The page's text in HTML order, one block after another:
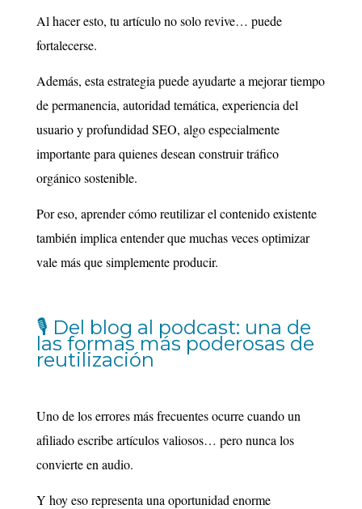
Al hacer esto, tu artículo no solo revive… puede
fortalecerse.
Además, esta estrategia puede ayudarte a mejorar tiempo
de permanencia, autoridad temática, experiencia del
usuario y profundidad SEO, algo especialmente
importante para quienes desean construir tráfico
orgánico sostenible.
Por eso, aprender cómo reutilizar el contenido existente
también implica entender que muchas veces optimizar
vale más que simplemente producir.
🎙️ Del blog al podcast: una de
las formas más poderosas de
reutilización
Uno de los errores más frecuentes ocurre cuando un
afiliado escribe artículos valiosos… pero nunca los
convierte en audio.
Y hoy eso representa una oportunidad enorme